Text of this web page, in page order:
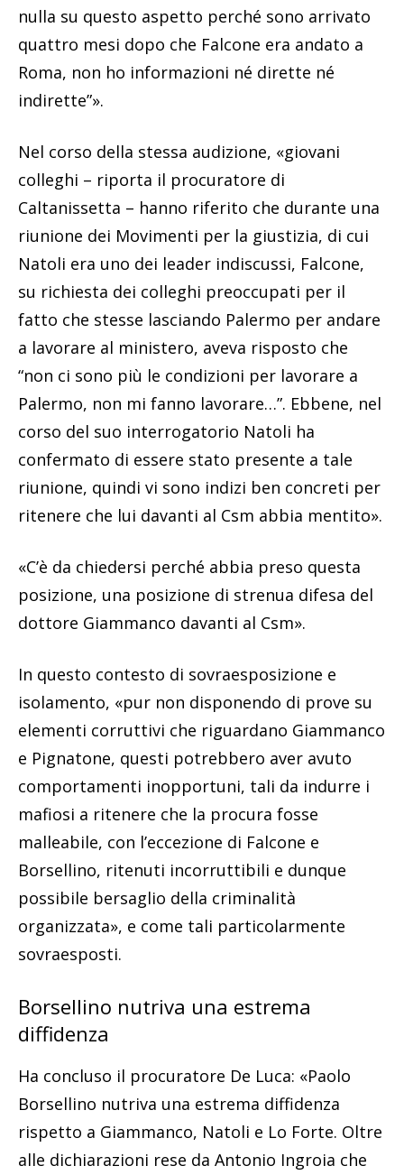
nulla su questo aspetto perché sono arrivato
quattro mesi dopo che Falcone era andato a
Roma, non ho informazioni né dirette né
indirette”».
Nel corso della stessa audizione, «giovani
colleghi – riporta il procuratore di
Caltanissetta – hanno riferito che durante una
riunione dei Movimenti per la giustizia, di cui
Natoli era uno dei leader indiscussi, Falcone,
su richiesta dei colleghi preoccupati per il
fatto che stesse lasciando Palermo per andare
a lavorare al ministero, aveva risposto che
“non ci sono più le condizioni per lavorare a
Palermo, non mi fanno lavorare…”. Ebbene, nel
corso del suo interrogatorio Natoli ha
confermato di essere stato presente a tale
riunione, quindi vi sono indizi ben concreti per
ritenere che lui davanti al Csm abbia mentito».
«C’è da chiedersi perché abbia preso questa
posizione, una posizione di strenua difesa del
dottore Giammanco davanti al Csm».
In questo contesto di sovraesposizione e
isolamento, «pur non disponendo di prove su
elementi corruttivi che riguardano Giammanco
e Pignatone, questi potrebbero aver avuto
comportamenti inopportuni, tali da indurre i
mafiosi a ritenere che la procura fosse
malleabile, con l’eccezione di Falcone e
Borsellino, ritenuti incorruttibili e dunque
possibile bersaglio della criminalità
organizzata», e come tali particolarmente
sovraesposti.
Borsellino nutriva una estrema
diffidenza
Ha concluso il procuratore De Luca: «Paolo
Borsellino nutriva una estrema diffidenza
rispetto a Giammanco, Natoli e Lo Forte. Oltre
alle dichiarazioni rese da Antonio Ingroia che